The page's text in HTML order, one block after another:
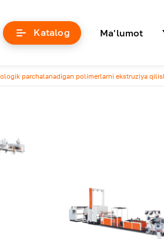
Katalog Ma'lumot
parchalanadigan polimerlarni ekstruziya